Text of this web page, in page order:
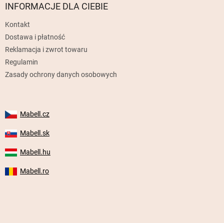
INFORMACJE DLA CIEBIE
Kontakt
Dostawa i płatność
Reklamacja i zwrot towaru
Regulamin
Zasady ochrony danych osobowych
Mabell.cz
Mabell.sk
Mabell.hu
Mabell.ro